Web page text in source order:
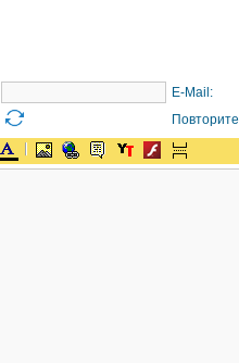
E-Mail: